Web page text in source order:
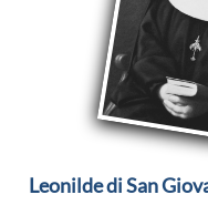
Leonilde di San